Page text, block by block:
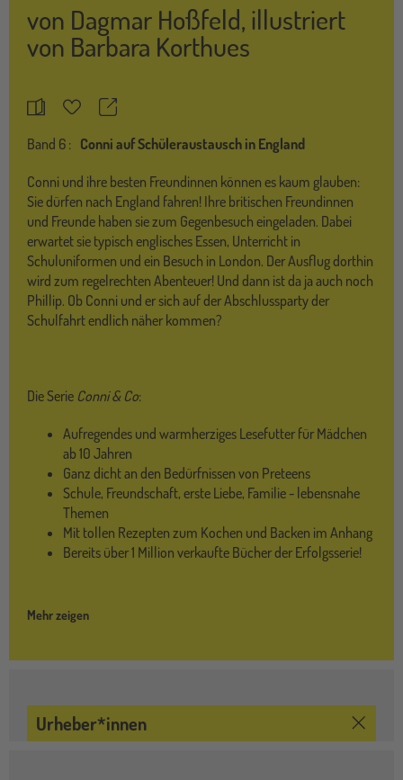
von Dagmar Hoßfeld, illustriert
von Barbara Korthues
MerkzettelTeilen
Band 6 : Conni auf Schüleraustausch in England
Conni und ihre besten Freundinnen können es kaum glauben:
Sie dürfen nach England fahren! Ihre britischen Freundinnen
und Freunde haben sie zum Gegenbesuch eingeladen. Dabei
erwartet sie typisch englisches Essen, Unterricht in
Schuluniformen und ein Besuch in London. Der Ausflug dorthin
wird zum regelrechten Abenteuer! Und dann ist da ja auch noch
Phillip. Ob Conni und er sich auf der Abschlussparty der
Schulfahrt endlich näher kommen?
Die Serie Conni & Co:
Aufregendes und warmherziges Lesefutter für Mädchen
ab 10 Jahren
Ganz dicht an den Bedürfnissen von Preteens
Schule, Freundschaft, erste Liebe, Familie - lebensnahe
Themen
Mit tollen Rezepten zum Kochen und Backen im Anhang
Bereits über 1 Million verkaufte Bücher der Erfolgsserie!
Mehr zeigen
Urheber*innen